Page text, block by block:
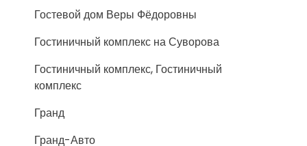
Гостевой дом Веры Фёдоровны
Гостиничный комплекс на Суворова
Гостиничный комплекс, Гостиничный
комплекс
Гранд
Гранд-Авто